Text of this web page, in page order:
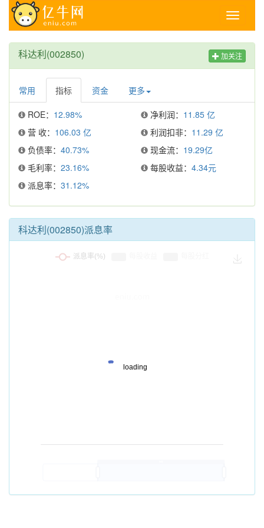
Toggle
科达利(002850) 加关注
常用 指标 资金 更多
ROE： 12.98% 净利润： 11.85 亿
营 收： 106.03 亿 利润扣非： 11.29 亿
负债率： 40.73% 现金流： 19.29亿
毛利率： 23.16% 每股收益： 4.34元
派息率： 31.12%
科达利(002850)派息率